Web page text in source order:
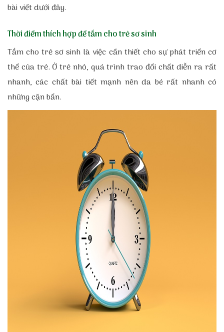
bài viết dưới đây.
Thời điểm thích hợp để tắm cho trẻ sơ sinh
Tắm cho trẻ sơ sinh là việc cần thiết cho sự phát triển cơ
thể của trẻ. Ở trẻ nhỏ, quá trình trao đổi chất diễn ra rất
nhanh, các chất bài tiết mạnh nên da bé rất nhanh có
những cặn bẩn.